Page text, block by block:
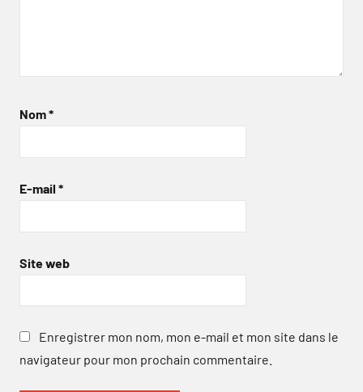
Nom*
E-mail *
Site web
Enregistrer mon nom, mon e-mail et mon site dans le
navigateur pour mon prochain commentaire.